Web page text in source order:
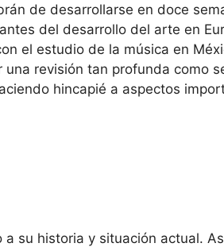
de desarrollarse en doce
del desarrollo del arte en
el estudio de la música en
revisión tan profunda como
hincapié a aspectos
su historia y situación actual.